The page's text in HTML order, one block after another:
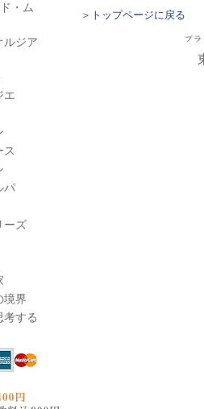
・ム
ルジア
エ
ス
パ
ーズ
境界
考する
＞トップページに戻る